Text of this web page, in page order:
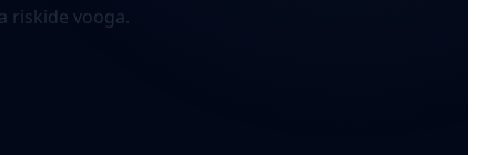
riskide vooga.